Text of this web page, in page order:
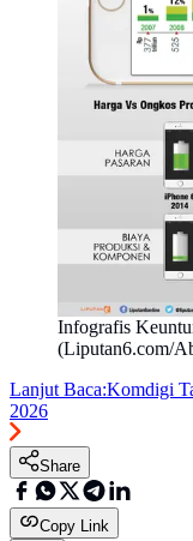
Infografis
(Liputan6.com/
Lanjut Baca:Komdigi
2026
Share
Copy Link